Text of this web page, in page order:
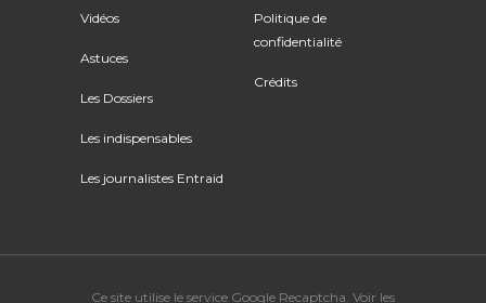
Vidéos
Astuces
Les Dossiers
Les indispensables
Les journalistes Entraid
Politique de
confidentialité
Crédits
Ce site utilise le service Google Recaptcha. Voir les